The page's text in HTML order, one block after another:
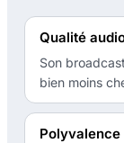
Qualité
Son
bien moins
Polyvalence